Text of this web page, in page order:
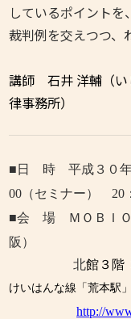
しているポイントを、
裁判例を交えつつ、
講師 石井 洋輔（
律事務所）
■日 時 平成３０
00 （セミナー） 20
■会 場 ＭＯＢＩＯ
阪）
北館３階
けいはんな線「荒本駅
http://